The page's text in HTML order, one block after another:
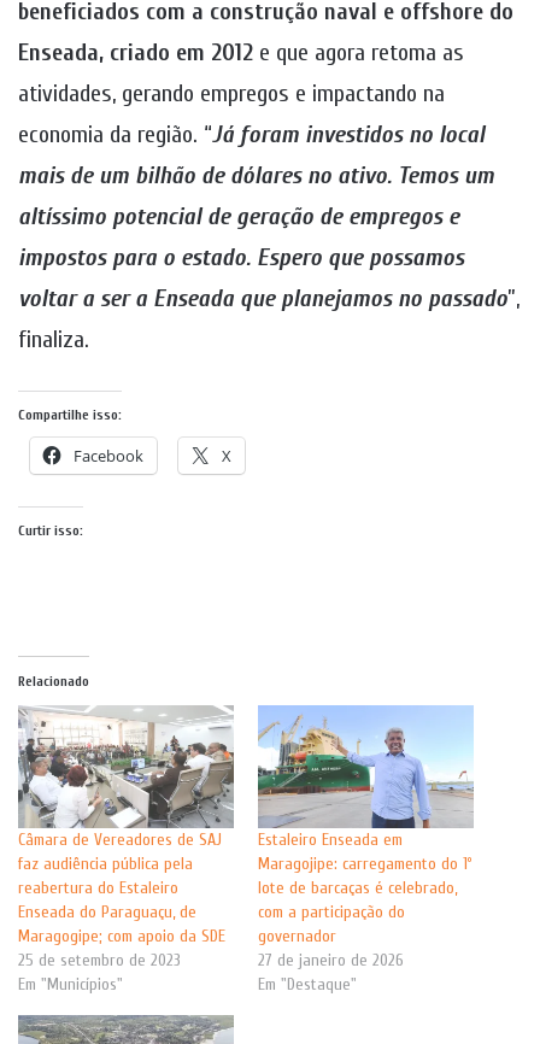
beneficiados com a construção naval e offshore do
Enseada, criado em 2012 e que agora retoma as
atividades, gerando empregos e impactando na
economia da região. “Já foram investidos no local
mais de um bilhão de dólares no ativo. Temos um
altíssimo potencial de geração de empregos e
impostos para o estado. Espero que possamos
voltar a ser a Enseada que planejamos no passado”,
finaliza.
Compartilhe isso:
Facebook X
Curtir isso:
Relacionado
Câmara de Vereadores de SAJ
faz audiência pública pela
reabertura do Estaleiro
Enseada do Paraguaçu, de
Maragogipe; com apoio da SDE
25 de setembro de 2023
Em "Municípios"
Estaleiro Enseada em
Maragojipe: carregamento do 1º
lote de barcaças é celebrado,
com a participação do
governador
27 de janeiro de 2026
Em "Destaque"